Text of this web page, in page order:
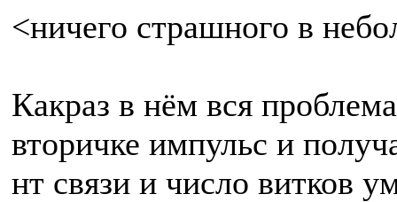
<ничего страшного в
Какраз в нём вся
вторичке импульс и
нт связи и число витков